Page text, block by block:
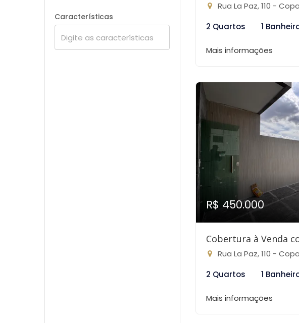
Características
Rua La Paz, 110 -
2 Quartos
1
Mais informações
R$ 450.000
Cobertura à Venda
Rua La Paz, 110 -
2 Quartos
1
Mais informações